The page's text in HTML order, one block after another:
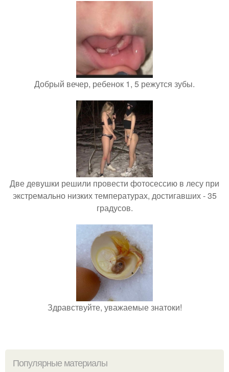
Добрый вечер, ребенок 1, 5 режутся зубы.
Две девушки решили провести фотосессию в лесу при
экстремально низких температурах, достигавших - 35
градусов.
Здравствуйте, уважаемые знатоки!
Популярные материалы